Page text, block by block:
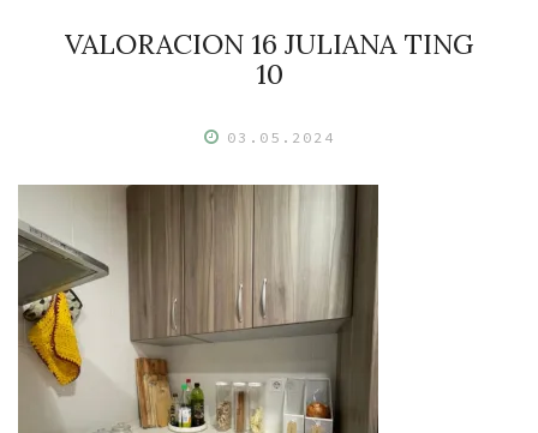
VALORACION 16 JULIANA TING
10
03.05.2024